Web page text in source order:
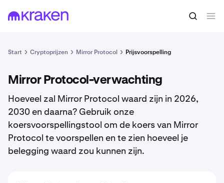
Start Cryptoprijzen Mirror Protocol Prijsvoorspelling
Mirror Protocol-verwachting
Hoeveel zal Mirror Protocol waard zijn in 2026,
2030 en daarna? Gebruik onze
koersvoorspellingstool om de koers van Mirror
Protocol te voorspellen en te zien hoeveel je
belegging waard zou kunnen zijn.